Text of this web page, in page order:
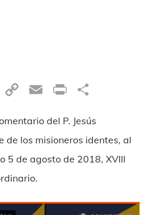
Telegram
CopyEmailPrint
del P. Jesús
de los misioneros identes, al
5 de agosto de 2018, XVIII